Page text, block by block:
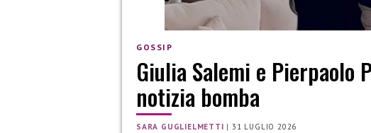
GOSSIP
Giulia Salemi e
notizia bomba
SARA GUGLIELMETTI |31 LUGLIO 2026